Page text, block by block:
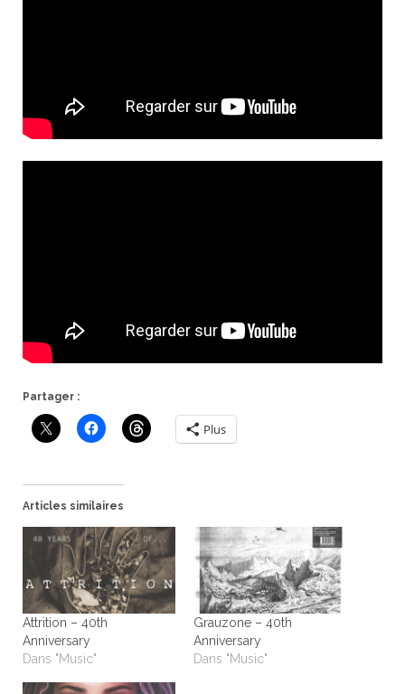
Partager :
Plus
Articles similaires
Attrition – 40th
Anniversary
Dans "Music"
Grauzone – 40th
Anniversary
Dans "Music"